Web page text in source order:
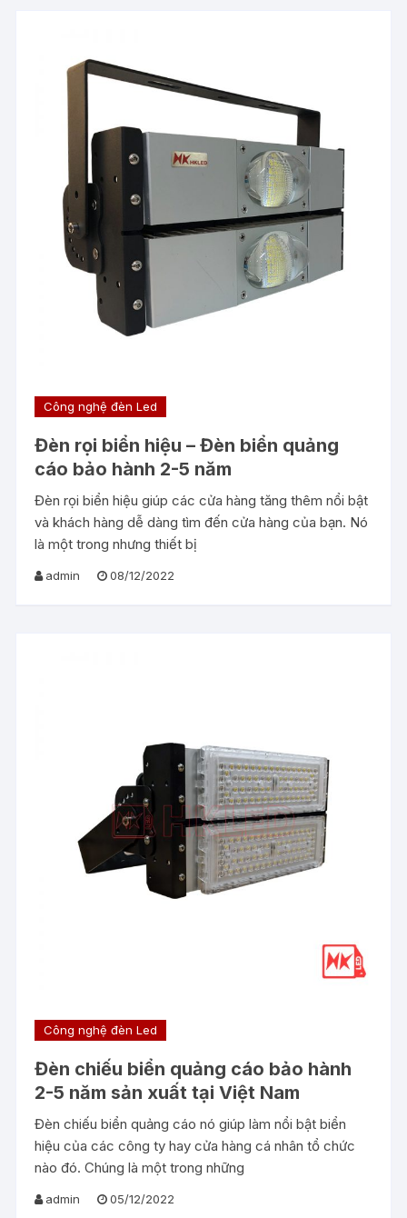
Công nghệ đèn Led
Đèn rọi biển hiệu – Đèn biển quảng
cáo bảo hành 2-5 năm
Đèn rọi biển hiệu giúp các cửa hàng tăng thêm nổi bật
và khách hàng dễ dàng tìm đến cửa hàng của bạn. Nó
là một trong nhưng thiết bị
admin 08/12/2022
Công nghệ đèn Led
Đèn chiếu biển quảng cáo bảo hành
2-5 năm sản xuất tại Việt Nam
Đèn chiếu biển quảng cáo nó giúp làm nổi bật biển
hiệu của các công ty hay cửa hàng cá nhân tổ chức
nào đó. Chúng là một trong những
admin 05/12/2022